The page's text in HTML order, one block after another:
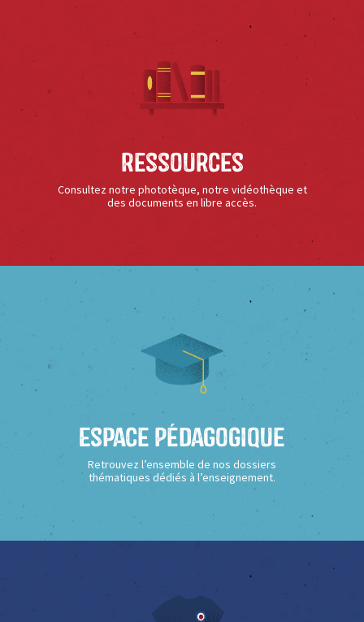
Ressources
Consultez notre phototèque, notre vidéothèque et
des documents en libre accès.
Espace Pédagogique
Retrouvez l’ensemble de nos dossiers
thématiques dédiés à l’enseignement.